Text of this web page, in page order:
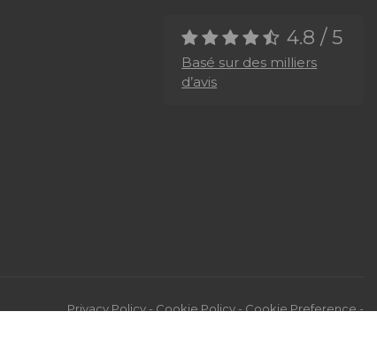
4.8 / 5
Basé sur des milliers
d’avis
Privacy Policy-Cookie Policy-Cookie Preference-